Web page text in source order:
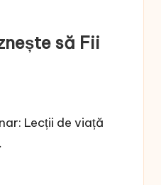
să Fii
Lecții de viață